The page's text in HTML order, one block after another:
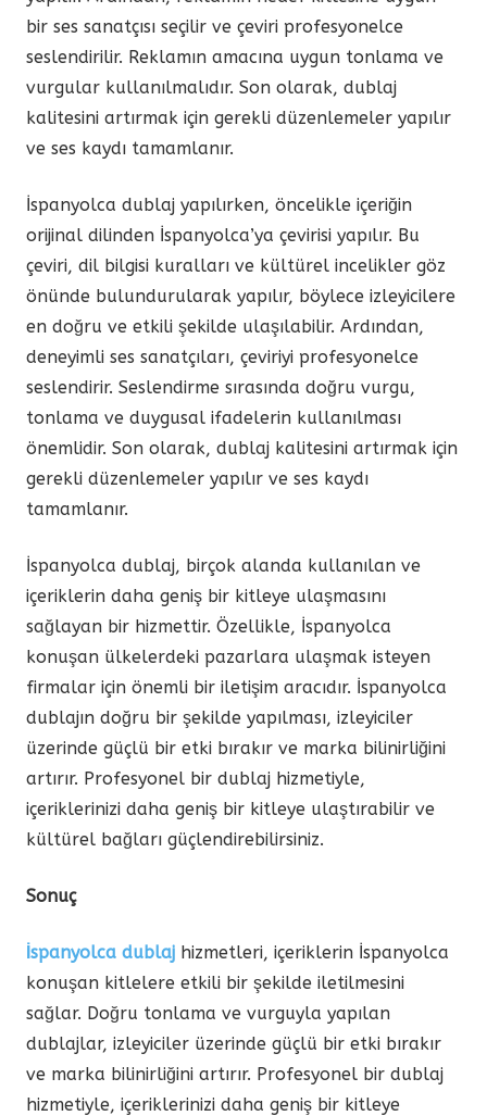
bir ses sanatçısı seçilir ve çeviri profesyonelce
seslendirilir. Reklamın amacına uygun tonlama ve
vurgular kullanılmalıdır. Son olarak, dublaj
kalitesini artırmak için gerekli düzenlemeler yapılır
ve ses kaydı tamamlanır.
İspanyolca dublaj yapılırken, öncelikle içeriğin
orijinal dilinden İspanyolca’ya çevirisi yapılır. Bu
çeviri, dil bilgisi kuralları ve kültürel incelikler göz
önünde bulundurularak yapılır, böylece izleyicilere
en doğru ve etkili şekilde ulaşılabilir. Ardından,
deneyimli ses sanatçıları, çeviriyi profesyonelce
seslendirir. Seslendirme sırasında doğru vurgu,
tonlama ve duygusal ifadelerin kullanılması
önemlidir. Son olarak, dublaj kalitesini artırmak için
gerekli düzenlemeler yapılır ve ses kaydı
tamamlanır.
İspanyolca dublaj, birçok alanda kullanılan ve
içeriklerin daha geniş bir kitleye ulaşmasını
sağlayan bir hizmettir. Özellikle, İspanyolca
konuşan ülkelerdeki pazarlara ulaşmak isteyen
firmalar için önemli bir iletişim aracıdır. İspanyolca
dublajın doğru bir şekilde yapılması, izleyiciler
üzerinde güçlü bir etki bırakır ve marka bilinirliğini
artırır. Profesyonel bir dublaj hizmetiyle,
içeriklerinizi daha geniş bir kitleye ulaştırabilir ve
kültürel bağları güçlendirebilirsiniz.
Sonuç
İspanyolca dublaj hizmetleri, içeriklerin İspanyolca
konuşan kitlelere etkili bir şekilde iletilmesini
sağlar. Doğru tonlama ve vurguyla yapılan
dublajlar, izleyiciler üzerinde güçlü bir etki bırakır
ve marka bilinirliğini artırır. Profesyonel bir dublaj
hizmetiyle, içeriklerinizi daha geniş bir kitleye